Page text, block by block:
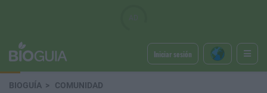
Iniciar sesión
BIOGUÍA COMUNIDAD